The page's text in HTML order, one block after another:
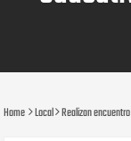
Home Local Realizan